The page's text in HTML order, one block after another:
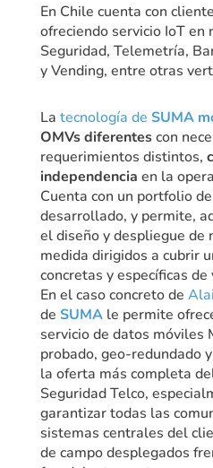
En Chile cuenta con
ofreciendo servicio IoT en
Seguridad, Telemetría,
y Vending, entre otras
La tecnología de SUMA
OMVs diferentescon
requerimientos distintos,
independencia en la
Cuenta con un portfolio
desarrollado, y permite,
el diseño y despliegue de
medida dirigidos a cubrir
concretas y específicas
En el caso concreto de
de SUMAle permite
servicio de datos móviles
probado, geo-redundado
la oferta más completa
Seguridad Telco,
garantizar todas las
sistemas centrales del
de campo desplegados